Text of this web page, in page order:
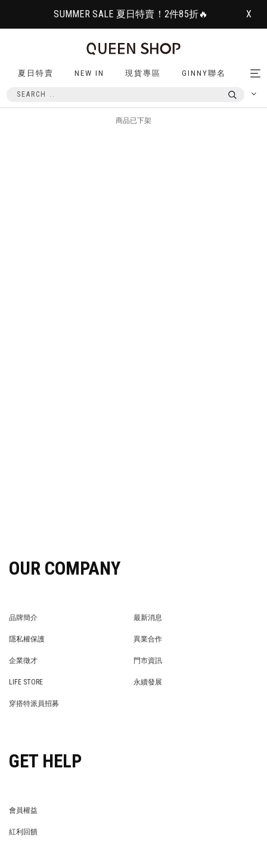
SUMMER SALE 夏日特賣！2件85折🔥 X
夏日特賣 NEW IN 現貨專區 GINNY聯名
商品已下架
OUR COMPANY
品牌簡介
最新消息
隱私權保護
異業合作
企業徵才
門市資訊
LIFE STORE
永續發展
穿搭特派員招募
GET HELP
會員權益
紅利回饋